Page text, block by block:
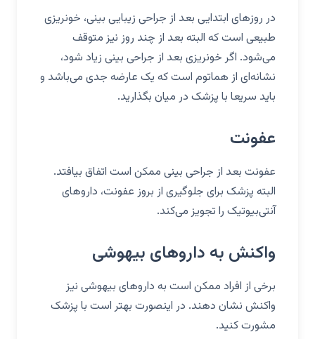
در روزهای ابتدایی بعد از جراحی زیبایی بینی، خونریزی
طبیعی است که البته بعد از چند روز نیز متوقف
می‌شود. اگر خونریزی بعد از جراحی بینی زیاد شود،
نشانه‌ای از هماتوم است که یک عارضه جدی می‌باشد و
باید سریعا با پزشک در میان بگذارید.
عفونت
عفونت بعد از جراحی بینی ممکن است اتفاق بیافتد.
البته پزشک برای جلوگیری از بروز عفونت، داروهای
آنتی‌بیوتیک را تجویز می‌کند.
واکنش به داروهای بیهوشی
برخی از افراد ممکن است به داروهای بیهوشی نیز
واکنش نشان دهند. در اینصورت بهتر است با پزشک
مشورت کنید.